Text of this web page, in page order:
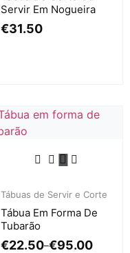
Servir Em Nogueira
€31.50
Tábuas de Servir e Corte
Tábua Em Forma De
Tubarão
€22.50–€95.00